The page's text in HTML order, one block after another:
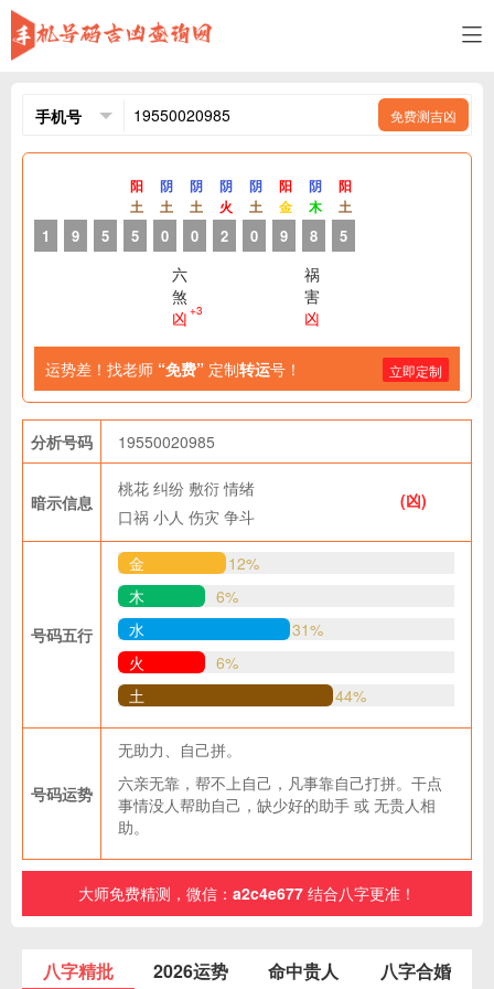
免费测吉凶
1 9 5
阳
土
5
阴
土
0
阴
土
0
阴
火
2
阴
土
0
阳
金
9
六
煞
凶 +3
阴
木
8
阳
土
5
祸
害
凶
运势差！找老师 “免费” 定制转运号！ 立即定制
分析号码 19550020985
暗示信息
桃花 纠纷 敷衍 情绪
口祸 小人 伤灾 争斗
(凶)
号码五行
金
12%
木
6%
水
31%
火
6%
土
44%
号码运势
无助力、自己拼。
六亲无靠，帮不上自己，凡事靠自己打拼。干点
事情没人帮助自己，缺少好的助手 或 无贵人相
助。
大师免费精测，微信： a2c4e677 结合八字更准！
八字精批 2026运势 命中贵人 八字合婚